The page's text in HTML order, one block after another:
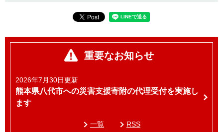
重要なお知らせ
2026年7月30日更新
熊本県八代市への災害支援寄附の代理受付を実施し
ます
一覧 RSS